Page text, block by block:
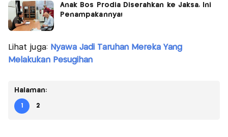
Anak Bos Prodia Diserahkan ke Jaksa, Ini
Penampakannya!
Lihat juga: Nyawa Jadi Taruhan Mereka Yang
Melakukan Pesugihan
Halaman:
1 2